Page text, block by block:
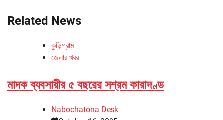
Related News
কুড়িগ্রাম
জেলার খবর
মাদক ব্যবসায়ীর ৫ বছরের সশ্রম কারাদণ্ড
Nabochatona Desk